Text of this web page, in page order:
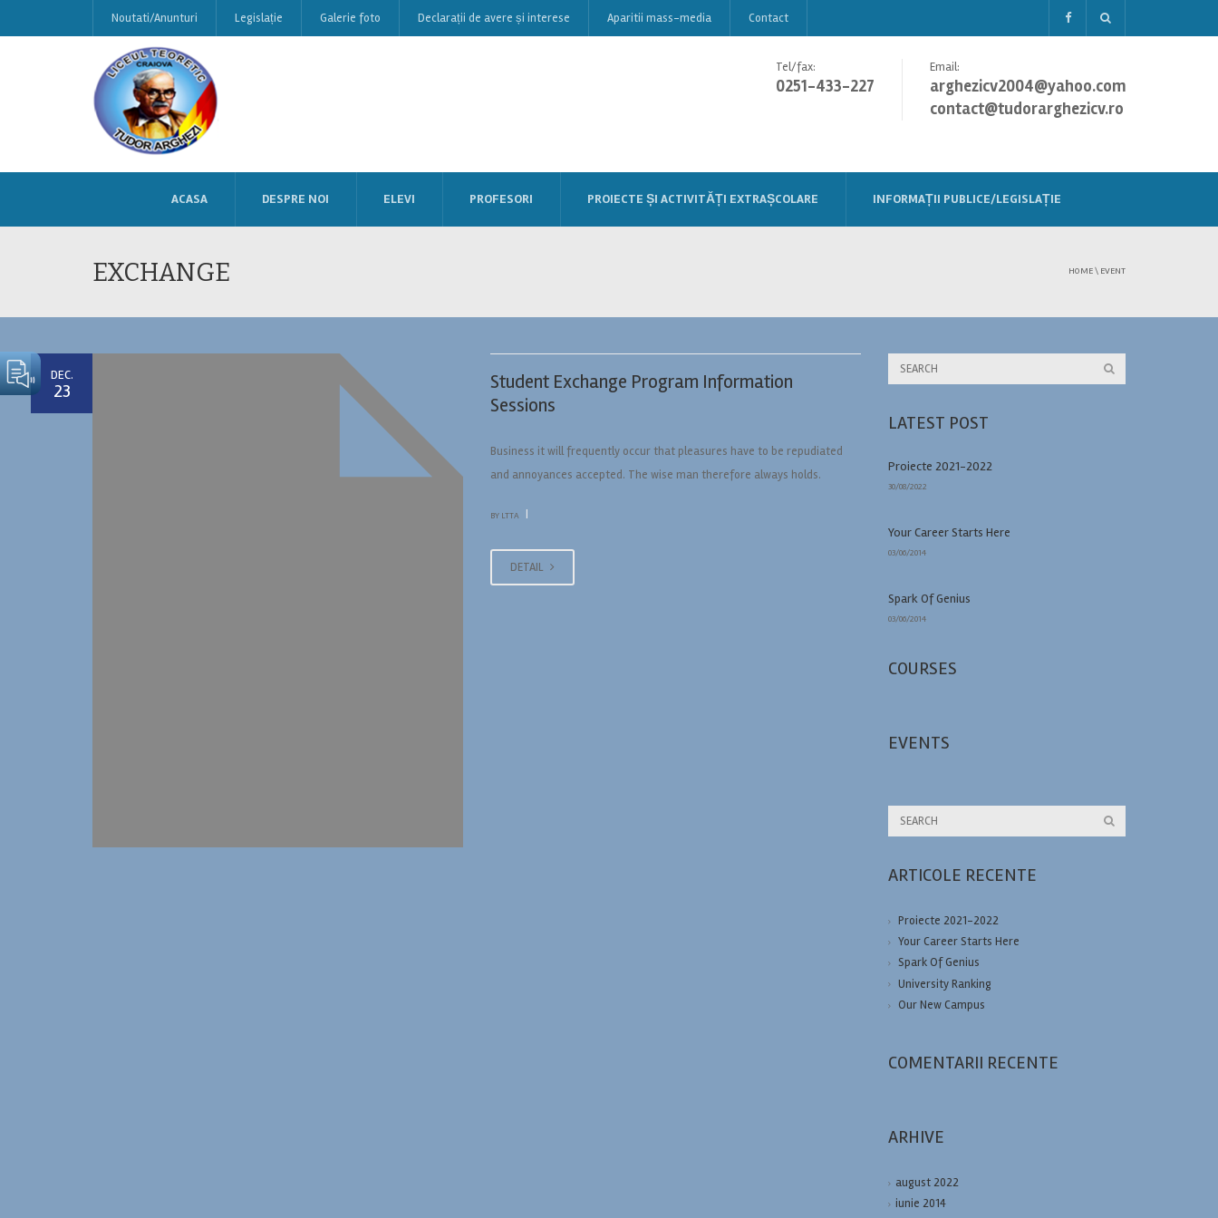
Noutati/Anunturi Legislație Galerie foto Declarații de avere și interese Aparitii mass-media Contact
Tel/fax:
0251-433-227
Email:
arghezicv2004@yahoo.com
contact@tudorarghezicv.ro
ACASA DESPRE NOI ELEVI PROFESORI PROIECTE ȘI ACTIVITĂȚI EXTRAȘCOLARE INFORMAȚII PUBLICE/LEGISLAȚIE
EXCHANGE HOME\ EVENT
DEC.
23
Student Exchange Program Information
Sessions
Business it will frequently occur that pleasures have to be repudiated
and annoyances accepted. The wise man therefore always holds.
BY LTTA
DETAIL
LATEST POST
Proiecte 2021-2022
30/08/2022
Your Career Starts Here
03/06/2014
Spark Of Genius
03/06/2014
COURSES
EVENTS
ARTICOLE RECENTE
Proiecte 2021-2022
Your Career Starts Here
Spark Of Genius
University Ranking
Our New Campus
COMENTARII RECENTE
ARHIVE
august 2022
iunie 2014